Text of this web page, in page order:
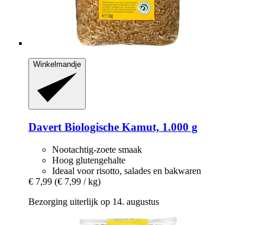
Winkelmandje
Davert Biologische Kamut, 1.000 g
Nootachtig-zoete smaak
Hoog glutengehalte
Ideaal voor risotto, salades en bakwaren
€ 7,99 (€ 7,99 / kg)
Bezorging uiterlijk op 14. augustus